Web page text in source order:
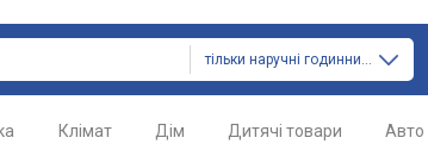
тільки наручні годинники
Клімат Дім Дитячі товари Авто